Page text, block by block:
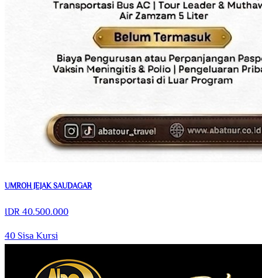
UMROH JEJAK SAUDAGAR
IDR40.500.000
40Sisa Kursi